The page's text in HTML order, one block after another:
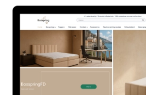
Boxspring FD
HIER